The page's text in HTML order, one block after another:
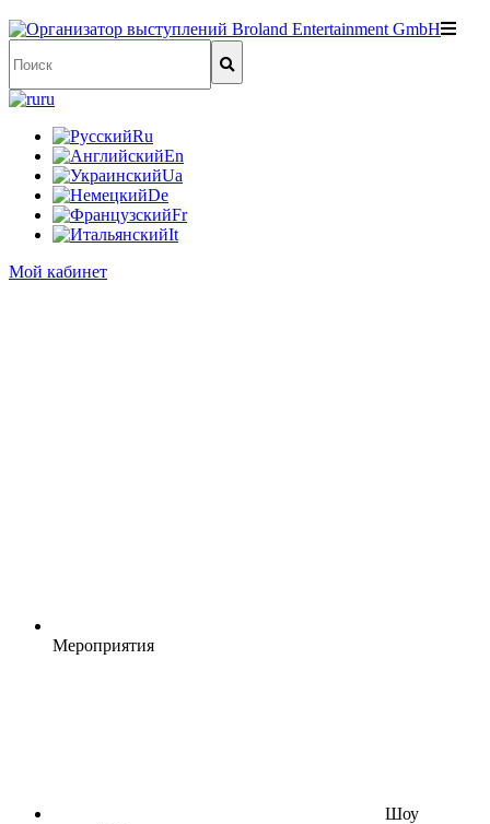
ru
Ru
En
Ua
De
Fr
It
Мой кабинет
Мероприятия
Шоу